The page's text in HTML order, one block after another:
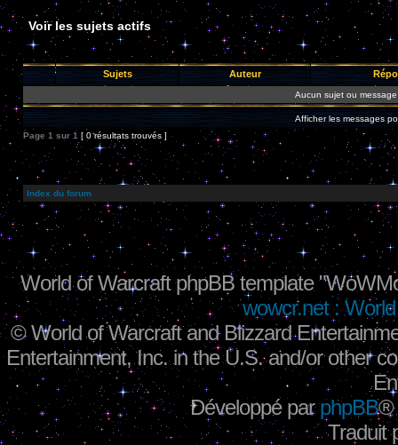
Voir les sujets actifs
Sujets Auteur
Aucun sujet ou
Afficher les messages
Page 1 sur 1 [ 0 résultats trouvés ]
Index du forum
World of Warcraft phpBB template
wowcr.net :
©World of Warcraft and Blizzard
Entertainment, Inc. in the U.S. and/or other
Développé parphpBB®
Traduit